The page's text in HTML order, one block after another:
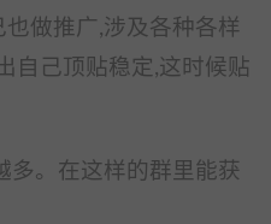
做推广,涉及各种各样
自己顶贴稳定,这时候贴
多。在这样的群里能获